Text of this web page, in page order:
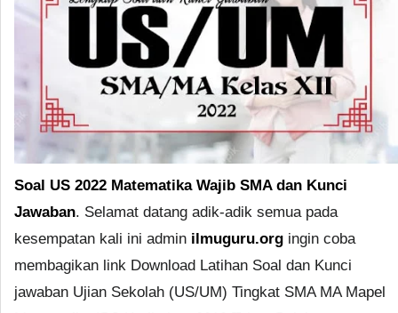
Soal US 2022 Matematika Wajib SMA dan Kunci
Jawaban. Selamat datang adik-adik semua pada
kesempatan kali ini admin ilmuguru.org ingin coba
membagikan link Download Latihan Soal dan Kunci
jawaban Ujian Sekolah (US/UM) Tingkat SMA MA Mapel